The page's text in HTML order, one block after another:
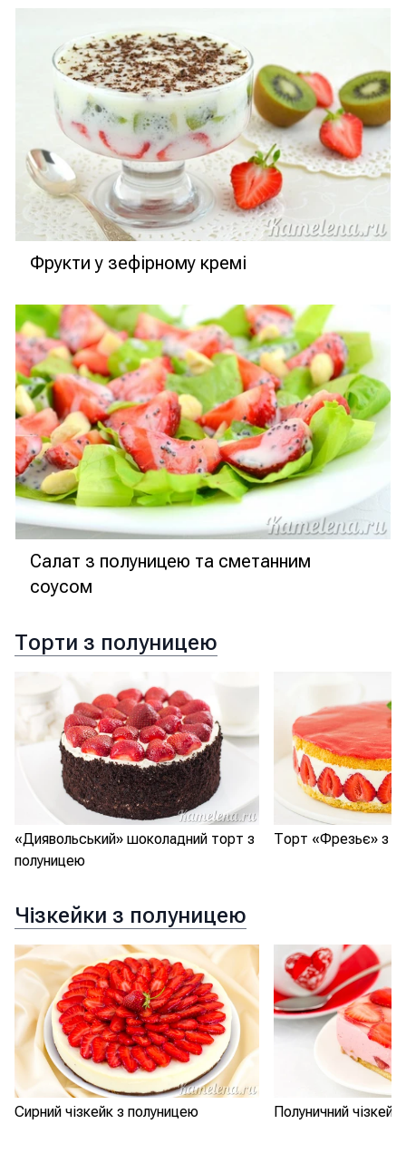
Фрукти у зефірному кремі
Салат з полуницею та сметанним
соусом
Торти з полуницею
«Диявольський» шоколадний торт з
полуницею
Торт «Фрезьє» з
Чізкейки з полуницею
Сирний чізкейк з полуницею Полуничний чізкейк